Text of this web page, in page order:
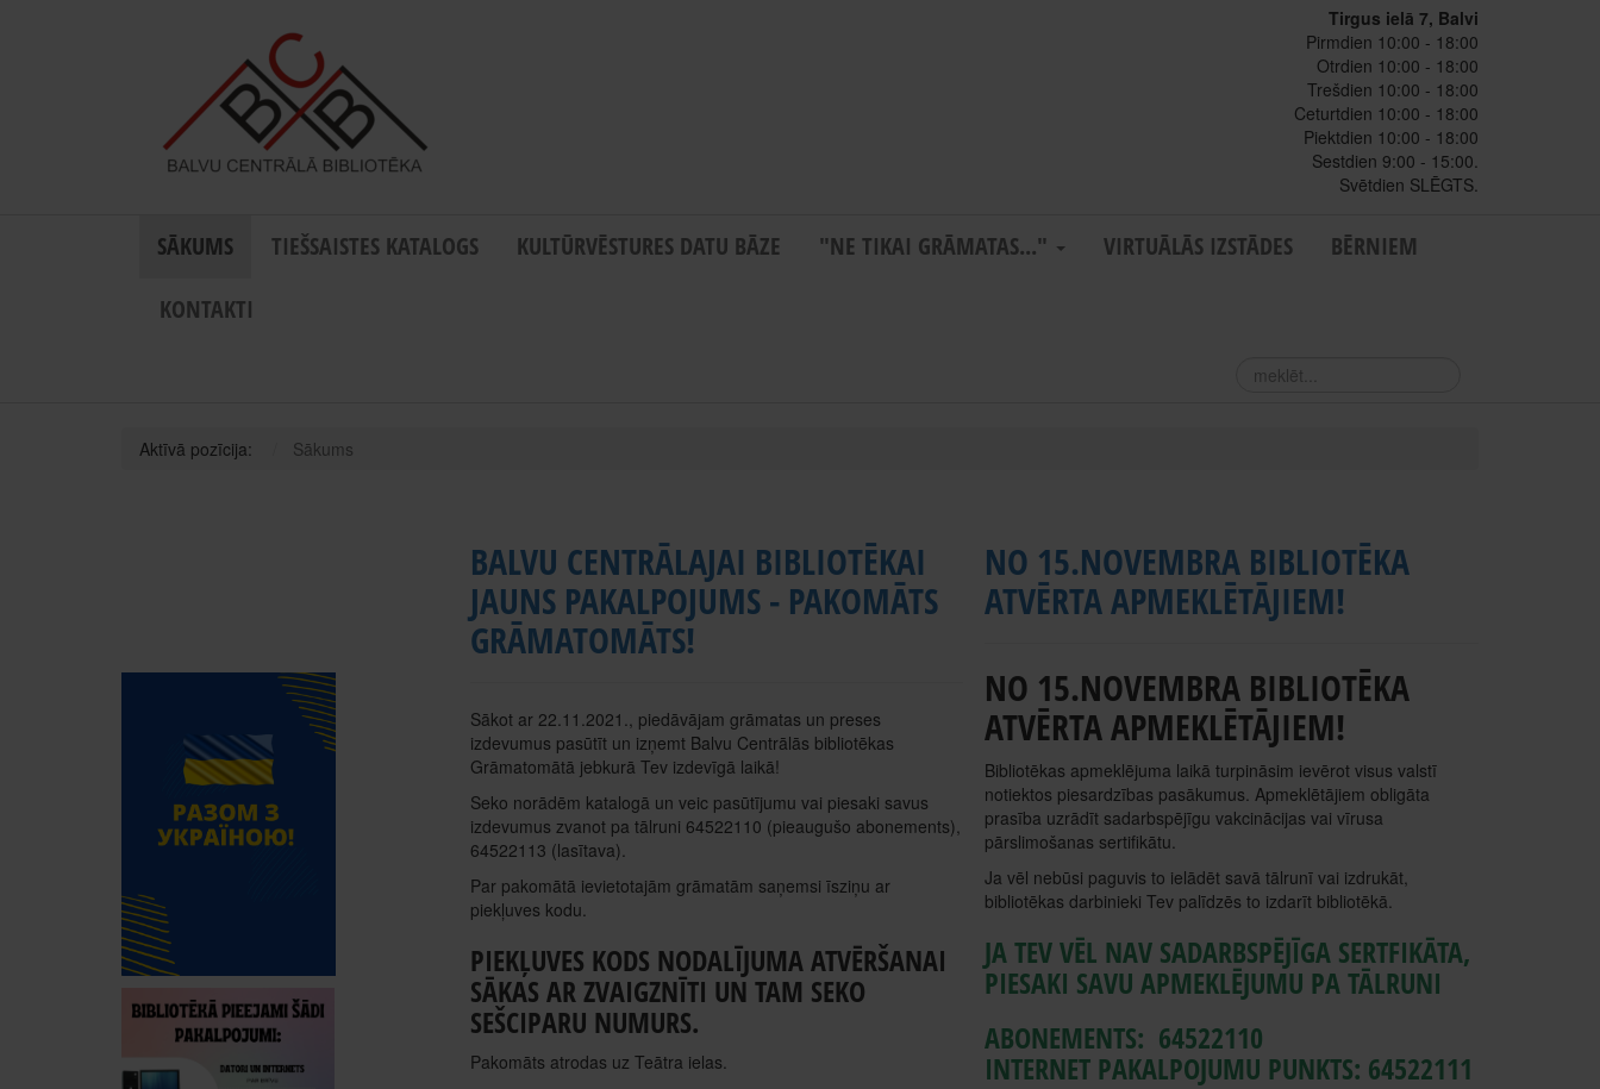
Tirgus ielā 7, Balvi
Pirmdien 10:00 - 18:00
Otrdien 10:00 - 18:00
Trešdien 10:00 - 18:00
Ceturtdien 10:00 - 18:00
Piektdien 10:00 - 18:00
Sestdien 9:00 - 15:00.
Svētdien SLĒGTS.
SĀKUMS TIEŠSAISTES KATALOGS KULTŪRVĒSTURES DATU BĀZE "NE TIKAI GRĀMATAS..." VIRTUĀLĀS IZSTĀDES
BĒRNIEM
KONTAKTI
meklēt...
Aktīvā pozīcija: Sākums
BALVU CENTRĀLAJAI BIBLIOTĒKAI
JAUNS PAKALPOJUMS - PAKOMĀTS
GRĀMATOMĀTS!
Sākot ar 22.11.2021., piedāvājam grāmatas un preses
izdevumus pasūtīt un izņemt Balvu Centrālās bibliotēkas
Grāmatomātā jebkurā Tev izdevīgā laikā!
Seko norādēm katalogā un veic pasūtījumu vai piesaki savus
izdevumus zvanot pa tālruni 64522110 (pieaugušo abonements),
64522113 (lasītava).
Par pakomātā ievietotajām grāmatām saņemsi īsziņu ar
piekļuves kodu.
PIEKĻUVES KODS NODALĪJUMA ATVĒRŠANAI
SĀKAS AR ZVAIGZNĪTI UN TAM SEKO
SEŠCIPARU NUMURS.
Pakomāts atrodas uz Teātra ielas.
NO 15.NOVEMBRA BIBLIOTĒKA
ATVĒRTA APMEKLĒTĀJIEM!
NO 15.NOVEMBRA BIBLIOTĒKA
ATVĒRTA APMEKLĒTĀJIEM!
Bibliotēkas apmeklējuma laikā turpināsim ievērot visus valstī
notiektos piesardzības pasākumus. Apmeklētājiem obligāta
prasība uzrādīt sadarbspējīgu vakcinācijas vai vīrusa
pārslimošanas sertifikātu.
Ja vēl nebūsi paguvis to ielādēt savā tālrunī vai izdrukāt,
bibliotēkas darbinieki Tev palīdzēs to izdarīt bibliotēkā.
JA TEV VĒL NAV SADARBSPĒJĪGA SERTFIKĀTA,
PIESAKI SAVU APMEKLĒJUMU PA TĀLRUNI
ABONEMENTS: 64522110
INTERNET PAKALPOJUMU PUNKTS: 64522111